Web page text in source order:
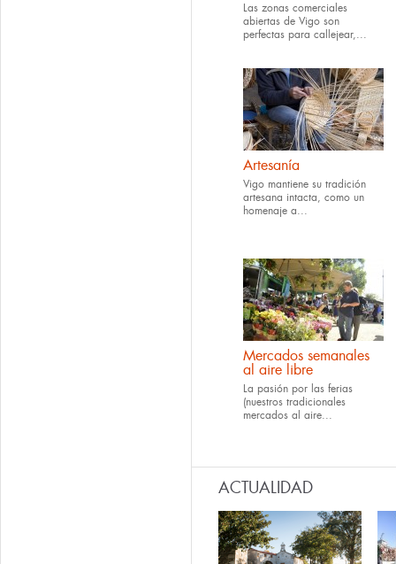
Las zonas comerciales
abiertas de Vigo son
perfectas para callejear,...
Artesanía
Vigo mantiene su tradición
artesana intacta, como un
homenaje a...
Mercados semanales
al aire libre
La pasión por las ferias
(nuestros tradicionales
mercados al aire...
ACTUALIDAD